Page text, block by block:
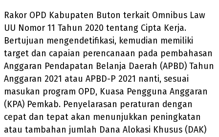
Rakor OPD Kabupaten Buton terkait Omnibus Law
UU Nomor 11 Tahun 2020 tentang Cipta Kerja.
Bertujuan mengendetifikasi, kemudian memiliki
target dan capaian perencanaan pada pembahasan
Anggaran Pendapatan Belanja Daerah (APBD) Tahun
Anggaran 2021 atau APBD-P 2021 nanti, sesuai
masukan program OPD, Kuasa Pengguna Anggaran
(KPA) Pemkab. Penyelarasan peraturan dengan
cepat dan tepat akan menunjukkan peningkatan
atau tambahan jumlah Dana Alokasi Khusus (DAK)